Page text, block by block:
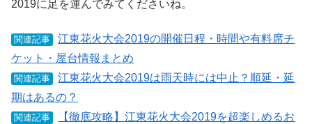
2019に足を運んでみてくださいね。
関連記事
江東花火大会2019の開催日程・時間や有料席チ
ケット・屋台情報まとめ
関連記事
江東花火大会2019は雨天時には中止？順延・延
期はあるの？
関連記事
【徹底攻略】江東花火大会2019を超楽しめるお